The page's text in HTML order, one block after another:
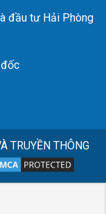
đầu tư Hải Phòng
đốc
TRUYỀN THÔNG